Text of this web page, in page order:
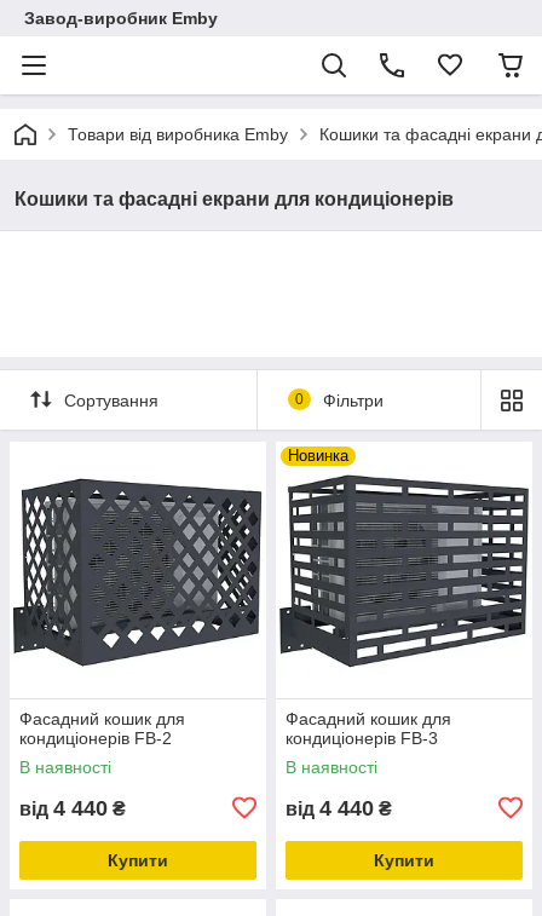
Завод-виробник Emby
Товари від виробника Emby Кошики та фасадні екрани
Кошики та фасадні екрани для кондиціонерів
Сортування 0 Фільтри
Фасадний кошик для
кондиціонерів FB-2
В наявності
від 4 440 ₴
Купити
Новинка
Фасадний кошик для
кондиціонерів FB-3
В наявності
від 4 440 ₴
Купити